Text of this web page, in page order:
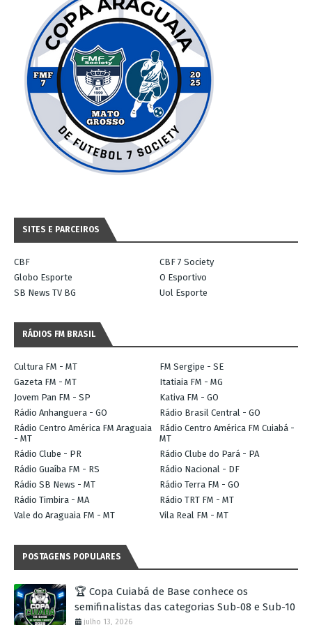
SITES E PARCEIROS
CBF
CBF 7 Society
Globo Esporte
O Esportivo
SB News TV BG
Uol Esporte
RÁDIOS FM BRASIL
Cultura FM - MT
FM Sergipe - SE
Gazeta FM - MT
Itatiaia FM - MG
Jovem Pan FM - SP
Kativa FM - GO
Rádio Anhanguera - GO
Rádio Brasil Central - GO
Rádio Centro América FM Araguaia
- MT
Rádio Centro América FM Cuiabá -
MT
Rádio Clube - PR
Rádio Clube do Pará - PA
Rádio Guaíba FM - RS
Rádio Nacional - DF
Rádio SB News - MT
Rádio Terra FM - GO
Rádio Timbira - MA
Rádio TRT FM - MT
Vale do Araguaia FM - MT
Vila Real FM - MT
POSTAGENS POPULARES
🏆 Copa Cuiabá de Base conhece os
semifinalistas das categorias Sub-08 e Sub-10
julho 13, 2026